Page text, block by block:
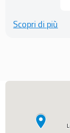
Scopri di più